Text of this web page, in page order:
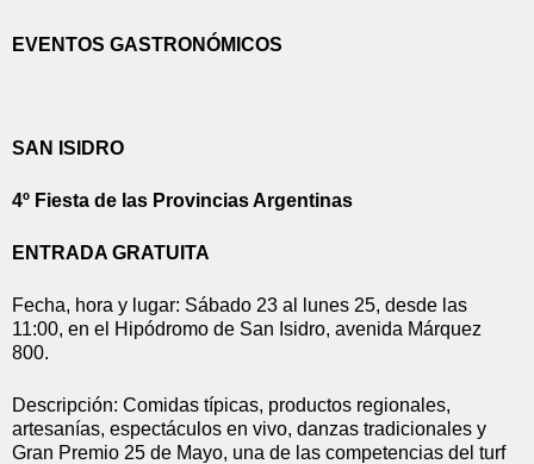
EVENTOS GASTRONÓMICOS
SAN ISIDRO
4º Fiesta de las Provincias Argentinas
ENTRADA GRATUITA
Fecha, hora y lugar: Sábado 23 al lunes 25, desde las
11:00, en el Hipódromo de San Isidro, avenida Márquez
800.
Descripción: Comidas típicas, productos regionales,
artesanías, espectáculos en vivo, danzas tradicionales y
Gran Premio 25 de Mayo, una de las competencias del turf